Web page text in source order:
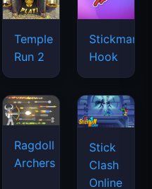
Temple
Run 2
Stickman
Hook
Ragdoll
Archers
Stick
Clash
Online